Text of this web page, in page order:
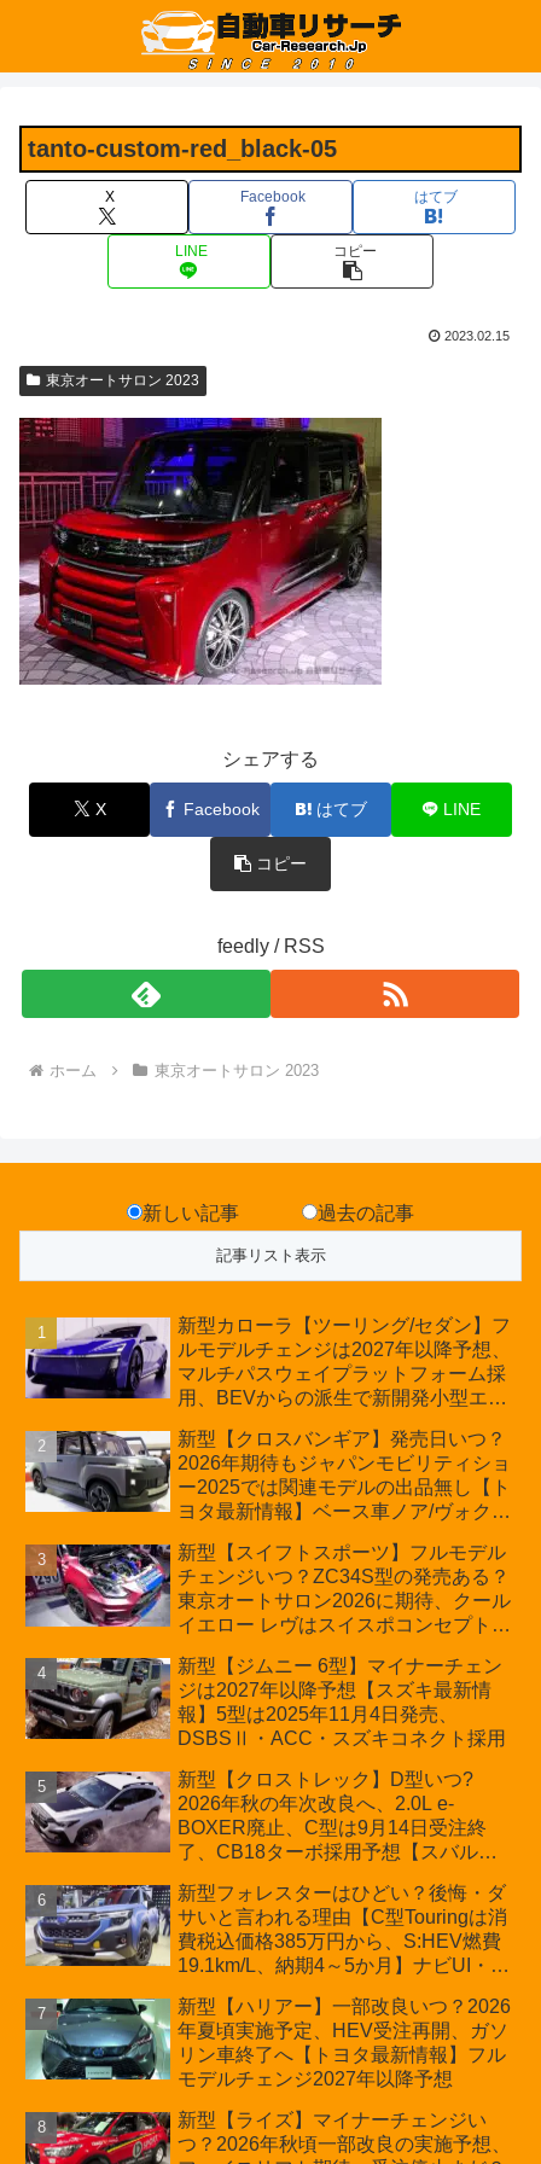
tanto-custom-red_black-05
X Facebook はてブ
LINE コピー
2023.02.15
東京オートサロン 2023
シェアする
X Facebook はてブ LINE
コピー
feedly / RSS
ホーム 東京オートサロン 2023
新しい記事 過去の記事
新型カローラ【ツーリング/セダン】フ
ルモデルチェンジは2027年以降予想、
マルチパスウェイプラットフォーム採
用、BEVからの派生で新開発小型エン
の採用は無しか【トヨタ最新情報】60
周年記念車発売
新型【クロスバンギア】発売日いつ？
2026年期待もジャパンモビリティショ
ー2025では関連モデルの出品無し【ト
ヨタ最新情報】ベース車ノア/ヴォクシ
ほか「コア」と「ツール」、デリカ
D:5対抗のクロスオーバーSUVミニバ
ン
新型【スイフトスポーツ】フルモデル
チェンジいつ？ZC34S型の発売ある？
東京オートサロン2026に期待、クール
イエロー レヴはスイスポコンセプト
プが争点【スズキ最新情報】特別仕様
車「ZC33S Final Edition」終了
新型【ジムニー 6型】マイナーチェン
ジは2027年以降予想【スズキ最新情
報】5型は2025年11月4日発売、
DSBSⅡ・ACC・スズキコネクト採用
新型【クロストレック】D型いつ?
2026年秋の年次改良へ、2.0L e-
BOXER廃止、C型は9月14日受注終
了、CB18ターボ採用予想【スバル最
新型フォレスターはひどい？後悔・ダ
サいと言われる理由【C型Touringは消
費税込価格385万円から、S:HEV燃費
19.1km/L、納期4～5か月】ナビUI・冬
カーオブザイヤーとJNCAP大賞受賞後
も残る注意点
新型【ハリアー】一部改良いつ？2026
年夏頃実施予定、HEV受注再開、ガソ
リン車終了へ【トヨタ最新情報】フル
モデルチェンジ2027年以降予想
新型【ライズ】マイナーチェンジい
つ？2026年秋頃一部改良の実施予想、